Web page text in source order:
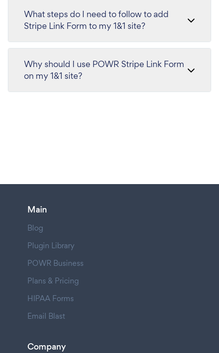
What steps do I need to follow to add
Stripe Link Form to my 1&1 site?
Why should I use POWR Stripe Link Form
on my 1&1 site?
Main
Blog
Plugin Library
POWR Business
Plans & Pricing
HIPAA Forms
Email Blast
Company